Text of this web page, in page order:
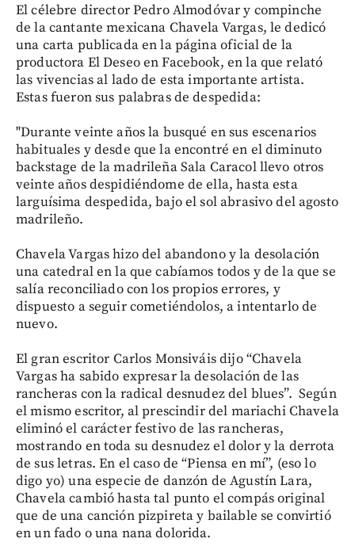
El célebre director Pedro Almodóvar y compinche
de la cantante mexicana Chavela Vargas, le dedicó
una carta publicada en la página oficial de la
productora El Deseo en Facebook, en la que relató
las vivencias al lado de esta importante artista.
Estas fueron sus palabras de despedida:
"Durante veinte años la busqué en sus escenarios
habituales y desde que la encontré en el diminuto
backstage de la madrileña Sala Caracol llevo otros
veinte años despidiéndome de ella, hasta esta
larguísima despedida, bajo el sol abrasivo del agosto
madrileño.
Chavela Vargas hizo del abandono y la desolación
una catedral en la que cabíamos todos y de la que se
salía reconciliado con los propios errores, y
dispuesto a seguir cometiéndolos, a intentarlo de
nuevo.
El gran escritor Carlos Monsiváis dijo “Chavela
Vargas ha sabido expresar la desolación de las
rancheras con la radical desnudez del blues”. Según
el mismo escritor, al prescindir del mariachi Chavela
eliminó el carácter festivo de las rancheras,
mostrando en toda su desnudez el dolor y la derrota
de sus letras. En el caso de “Piensa en mí”, (eso lo
digo yo) una especie de danzón de Agustín Lara,
Chavela cambió hasta tal punto el compás original
que de una canción pizpireta y bailable se convirtió
en un fado o una nana dolorida.